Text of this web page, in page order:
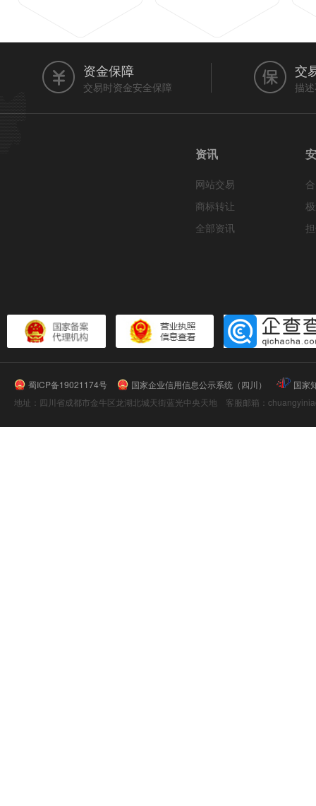
资金保障
交易时资金安全保障
交
描
资讯
网站交易
商标转让
全部资讯
蜀ICP备19021174号 国家企业信用信息公示系统（四川）
国家
地址：四川省成都市金牛区龙湖北城天街蓝光中央天地 客服邮箱：